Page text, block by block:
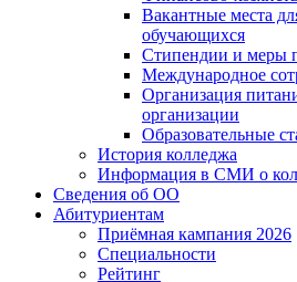
Вакантные места
обучающихся
Стипендии и меры
Международное
Организация
организации
Образовательные
История колледжа
Информация в СМИ о
Сведения об ОО
Абитуриентам
Приёмная кампания 2026
Специальности
Рейтинг